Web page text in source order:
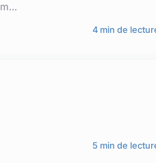
4 min de
5 min de